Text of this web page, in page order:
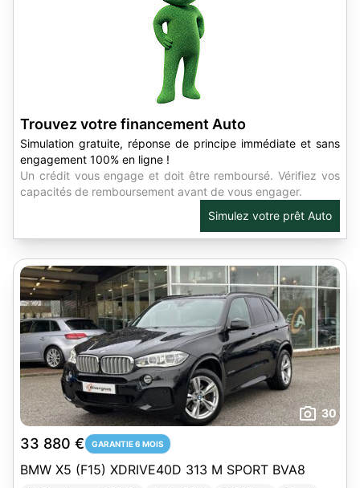
Trouvez votre financement Auto
Simulation gratuite, réponse de principe immédiate et sans
engagement 100% en ligne !
Un crédit vous engage et doit être remboursé. Vérifiez vos
capacités de remboursement avant de vous engager.
Simulez votre prêt Auto
30
33 880 € GARANTIE 6 MOIS
BMW X5 (F15) XDRIVE40D 313 M SPORT BVA8